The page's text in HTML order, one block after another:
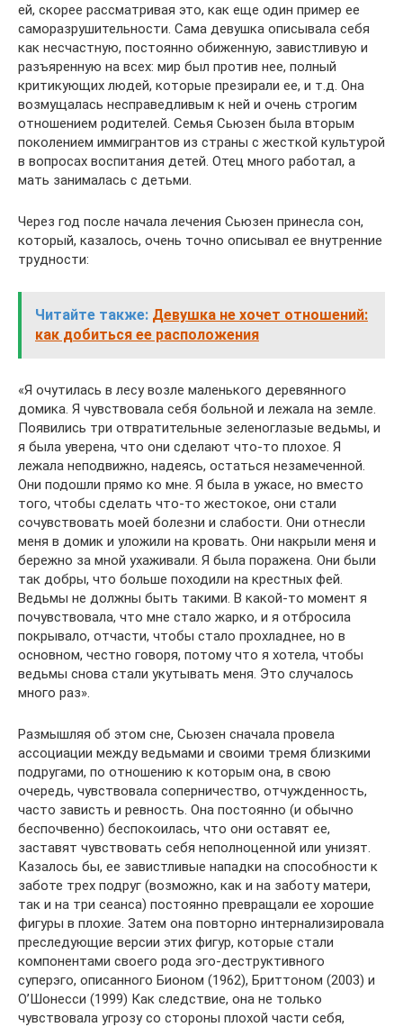
ей, скорее рассматривая это, как еще один пример ее
саморазрушительности. Сама девушка описывала себя
как несчастную, постоянно обиженную, завистливую и
разъяренную на всех: мир был против нее, полный
критикующих людей, которые презирали ее, и т.д. Она
возмущалась несправедливым к ней и очень строгим
отношением родителей. Семья Сьюзен была вторым
поколением иммигрантов из страны с жесткой культурой
в вопросах воспитания детей. Отец много работал, а
мать занималась с детьми.
Через год после начала лечения Сьюзен принесла сон,
который, казалось, очень точно описывал ее внутренние
трудности:
Читайте также: Девушка не хочет отношений:
как добиться ее расположения
«Я очутилась в лесу возле маленького деревянного
домика. Я чувствовала себя больной и лежала на земле.
Появились три отвратительные зеленоглазые ведьмы, и
я была уверена, что они сделают что-то плохое. Я
лежала неподвижно, надеясь, остаться незамеченной.
Они подошли прямо ко мне. Я была в ужасе, но вместо
того, чтобы сделать что-то жестокое, они стали
сочувствовать моей болезни и слабости. Они отнесли
меня в домик и уложили на кровать. Они накрыли меня и
бережно за мной ухаживали. Я была поражена. Они были
так добры, что больше походили на крестных фей.
Ведьмы не должны быть такими. В какой-то момент я
почувствовала, что мне стало жарко, и я отбросила
покрывало, отчасти, чтобы стало прохладнее, но в
основном, честно говоря, потому что я хотела, чтобы
ведьмы снова стали укутывать меня. Это случалось
много раз».
Размышляя об этом сне, Сьюзен сначала провела
ассоциации между ведьмами и своими тремя близкими
подругами, по отношению к которым она, в свою
очередь, чувствовала соперничество, отчужденность,
часто зависть и ревность. Она постоянно (и обычно
беспочвенно) беспокоилась, что они оставят ее,
заставят чувствовать себя неполноценной или унизят.
Казалось бы, ее завистливые нападки на способности к
заботе трех подруг (возможно, как и на заботу матери,
так и на три сеанса) постоянно превращали ее хорошие
фигуры в плохие. Затем она повторно интернализировала
преследующие версии этих фигур, которые стали
компонентами своего рода эго-деструктивного
суперэго, описанного Бионом (1962), Бриттоном (2003) и
О’Шонесси (1999) Как следствие, она не только
чувствовала угрозу со стороны плохой части себя,